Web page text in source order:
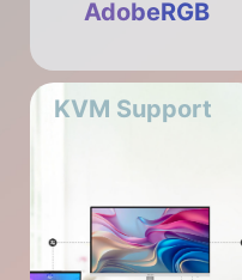
KVM Support
AdobeRGB